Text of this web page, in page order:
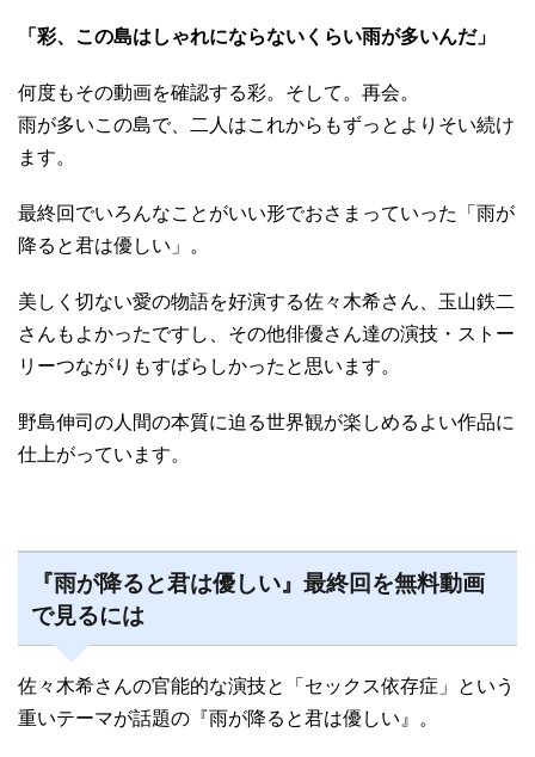
「彩、この島はしゃれにならないくらい雨が多いんだ」
何度もその動画を確認する彩。そして。再会。
雨が多いこの島で、二人はこれからもずっとよりそい続け
ます。
最終回でいろんなことがいい形でおさまっていった「雨が
降ると君は優しい」。
美しく切ない愛の物語を好演する佐々木希さん、玉山鉄二
さんもよかったですし、その他俳優さん達の演技・ストー
リーつながりもすばらしかったと思います。
野島伸司の人間の本質に迫る世界観が楽しめるよい作品に
仕上がっています。
『雨が降ると君は優しい』最終回を無料動画
で見るには
佐々木希さんの官能的な演技と「セックス依存症」という
重いテーマが話題の『雨が降ると君は優しい』。